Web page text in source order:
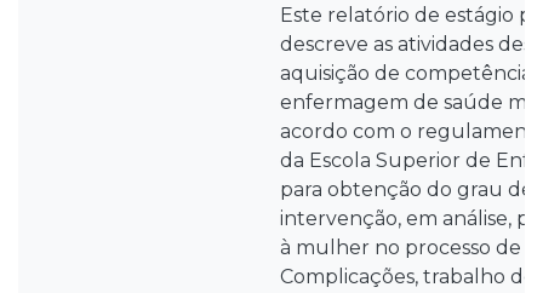
Este relatório de estágio
descreve as atividades
aquisição de
enfermagem de saúde
acordo com o
da Escola Superior de
para obtenção do grau de
intervenção, em análise,
à mulher no processo de
Complicações, trabalho